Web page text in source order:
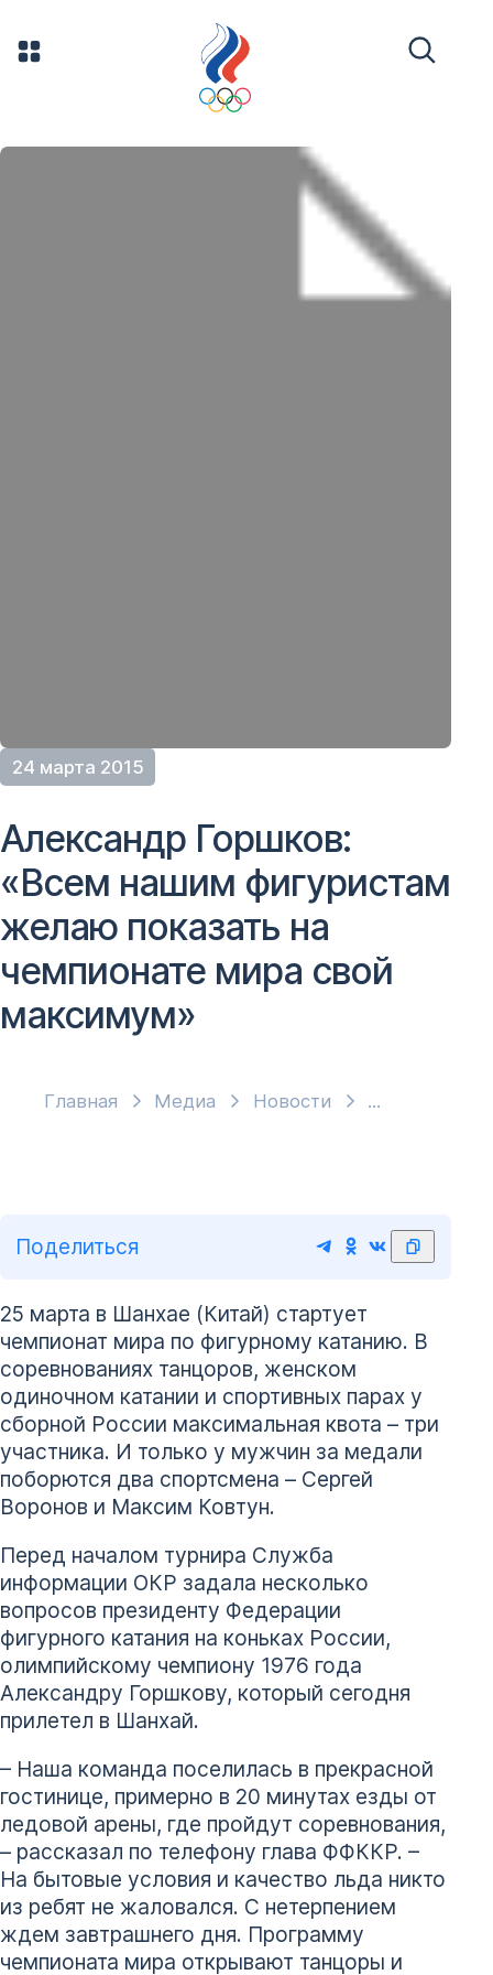
24 марта 2015
Главная Медиа Новости
Александр Горшков:
«Всем нашим фигуристам
желаю показать на
чемпионате мира свой
максимум»
Поделиться
25 марта в Шанхае (Китай) стартует
чемпионат мира по фигурному катанию. В
соревнованиях танцоров, женском
одиночном катании и спортивных парах у
сборной России максимальная квота – три
участника. И только у мужчин за медали
поборются два спортсмена – Сергей
Воронов и Максим Ковтун.
Перед началом турнира Служба
информации ОКР задала несколько
вопросов президенту Федерации
фигурного катания на коньках России,
олимпийскому чемпиону 1976 года
Александру Горшкову, который сегодня
прилетел в Шанхай.
– Наша команда поселилась в прекрасной
гостинице, примерно в 20 минутах езды от
ледовой арены, где пройдут соревнования,
– рассказал по телефону глава ФФККР. –
На бытовые условия и качество льда никто
из ребят не жаловался. С нетерпением
ждем завтрашнего дня. Программу
чемпионата мира открывают танцоры и